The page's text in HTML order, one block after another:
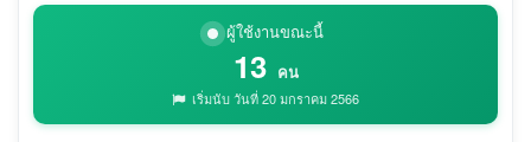
ผู้ใช้งานขณะนี้
13 คน
เริ่มนับ วันที่ 20 มกราคม 2566